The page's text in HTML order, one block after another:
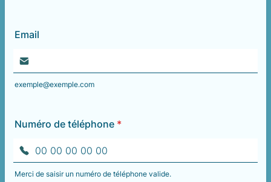
Email
exemple@exemple.com
Numéro de téléphone *
Merci de saisir un numéro de téléphone valide.